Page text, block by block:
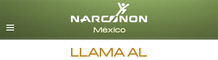
Español
Todas las Regiones/Idiomas
LLAMA AL